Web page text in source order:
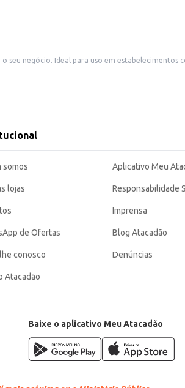
seu negócio. Ideal para uso em
para quem busca sabor e aroma
somos
lojas
de Ofertas
conosco
Atacadão
Aplicativo Meu
Responsabilidade
Imprensa
Blog Atacadão
Denúncias
Baixe o aplicativo Meu Atacadão